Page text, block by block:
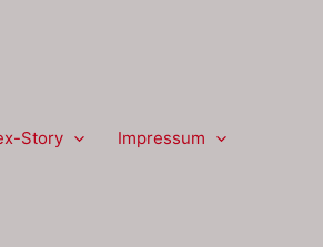
Story Impressum